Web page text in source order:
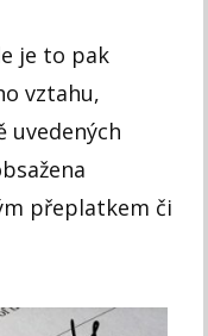
je to pak
vztahu,
uvedených
přeplatkem či